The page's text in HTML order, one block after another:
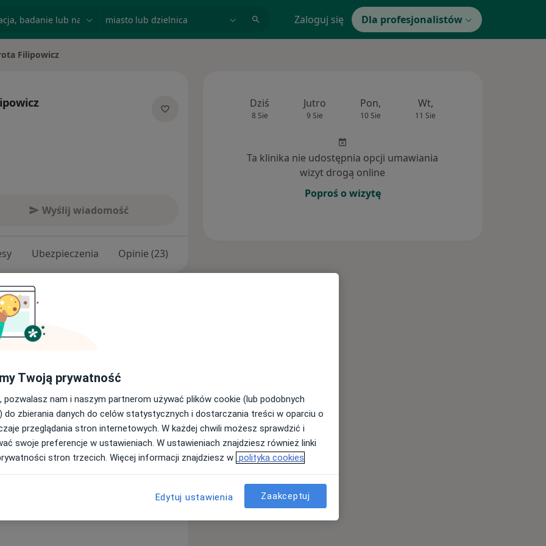
Zaloguj się Dla profesjonalistów
Filipowicz
Wyślij wiadomość
Ubezpieczenia Opinie (23)
Przemiany Materii i
specjalizacyjne z endokrynologii
lat studiów
w tematycznych kołach
klinikach endokrynologii
bierze udział w konferencjach
i międzynarodowym (m.in.
umiejętności praktyczne
USG i biopsji tarczycy).
Leczenia Otyłości w zakresie
Odbyła studia doktoranckie w
rektora za osiągnięcia naukowe,
mikroelementów na choroby
Centrum Nauki na badania
sprawuje zaawansowaną opiekę
Towarzystwa
Dziś
8 Sie
Jutro
9 Sie
Pon,
10 Sie
Wt,
11 Sie
Ta klinika nie udostępnia opcji umawiania
wizyt drogą online
Poproś o wizytę
Twoją prywatność
pozwalasz nam i naszym partnerom używać plików cookie (lub podobnych
do zbierania danych do celów statystycznych i dostarczania treści w oparciu o
przeglądania stron internetowych. W każdej chwili możesz sprawdzić i
swoje preferencje w ustawieniach. W ustawieniach znajdziesz również linki
stron trzecich. Więcej informacji znajdziesz w polityka cookies
Edytuj ustawienia Zaakceptuj